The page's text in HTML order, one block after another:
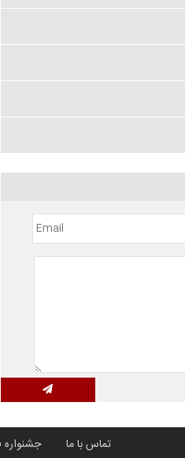
تماس با ما جشنواره